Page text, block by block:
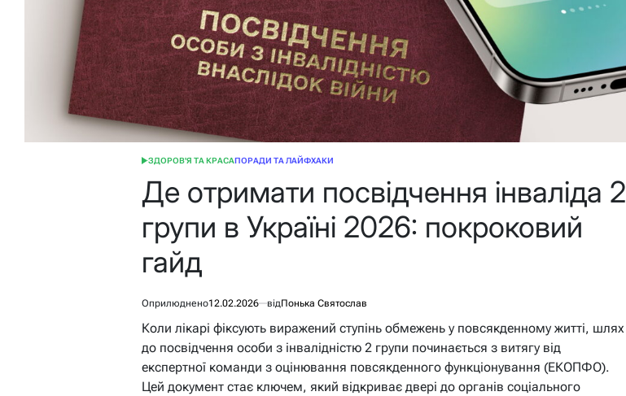
ОПУБЛІКУВАТИ
ЗДОРОВ'Я ТА КРАСАПОРАДИ ТА ЛАЙФХАКИ
Де отримати посвідчення інваліда 2
групи в Україні 2026: покроковий
гайд
Оприлюднено12.02.2026 відПонька Святослав
Коли лікарі фіксують виражений ступінь обмежень у повсякденному житті, шлях
до посвідчення особи з інвалідністю 2 групи починається з витягу від
експертної команди з оцінювання повсякденного функціонування (ЕКОПФО).
Цей документ стає ключем, який відкриває двері до органів соціального